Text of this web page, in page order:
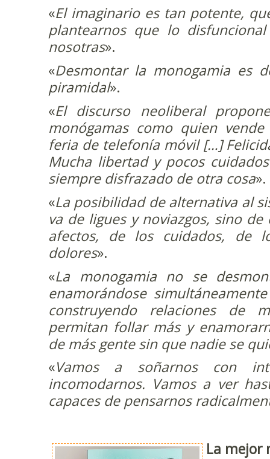
«El imaginario es tan potente,
plantearnos que lo
nosotras».
«Desmontar la monogamia es
piramidal».
«El discurso neoliberal
monógamas como quien
feria de telefonía móvil […]
Mucha libertad y pocos
siempre disfrazado de otra cosa».
«La posibilidad de alternativa al
va de ligues y noviazgos, sino
afectos, de los cuidados, de
dolores».
«La monogamia no se
enamorándose
construyendo relaciones de
permitan follar más y
de más gente sin que nadie se
«Vamos a soñarnos con
incomodarnos. Vamos a ver
capaces de pensarnos
La mejor